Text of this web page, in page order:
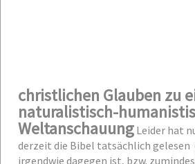
christlichen Glauben zu
naturalistisch-
Weltanschauung Leider hat
derzeit die Bibel tatsächlich gelesen
irgendwie dagegen ist, bzw.